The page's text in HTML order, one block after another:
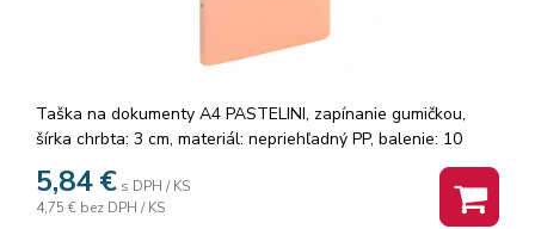
Taška na dokumenty A4 PASTELINI, zapínanie gumičkou,
šírka chrbta: 3 cm, materiál: nepriehľadný PP, balenie: 10
5,84 € s DPH / KS
4,75 € bez DPH / KS